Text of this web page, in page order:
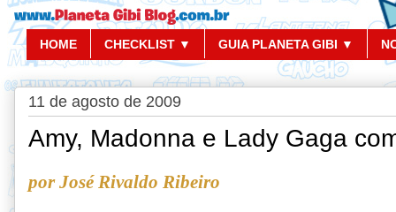
HOME CHECKLIST ▼ GUIA PLANETA GIBI ▼
11 de agosto de 2009
Amy, Madonna e Lady Gaga
por José Rivaldo Ribeiro